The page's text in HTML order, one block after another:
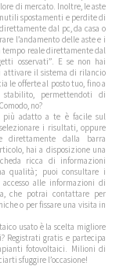
di mercato. Inoltre, le aste
spostamenti e perdite di
dal pc, da casa o
l’andamento delle aste e i
reale direttamente dal
osservati”. E se non hai
attivare il sistema di rilancio
le offerte al posto tuo, fino a
permettendoti di
no?
più adatto a te è facile sul
i risultati, oppure
direttamente dalla barra
hai a disposizione una
ricca di informazioni
qualità; puoi consultare i
alle informazioni di
che potrai contattare per
o per fissare una visita in
usato è la scelta migliore
Registrati gratis e partecipa
fotovoltaici. Milioni di
sfuggire l’occasione!